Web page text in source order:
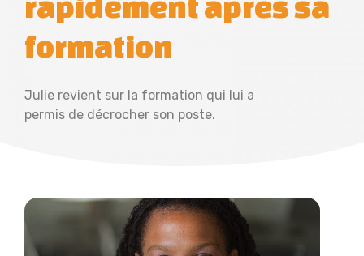
formation
Julie revient sur la formation qui lui a
permis de décrocher son poste.
Preview Lire la